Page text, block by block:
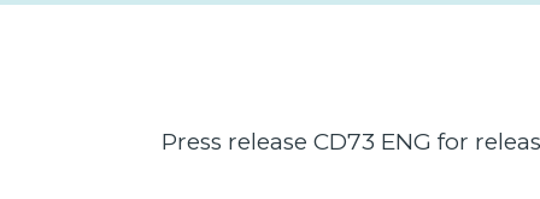
Press release CD73 ENG for